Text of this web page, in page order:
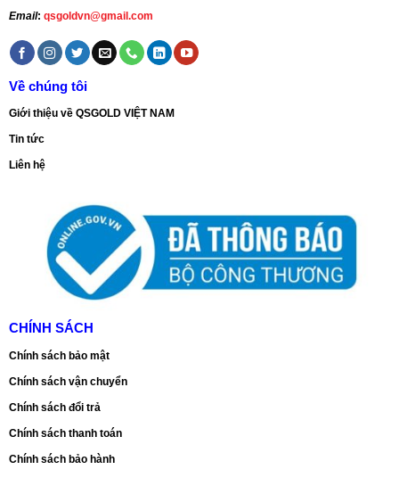
Email: qsgoldvn@gmail.com
Về chúng tôi
Giới thiệu về QSGOLD VIỆT NAM
Tin tức
Liên hệ
CHÍNH SÁCH
Chính sách bảo mật
Chính sách vận chuyển
Chính sách đổi trả
Chính sách thanh toán
Chính sách bảo hành